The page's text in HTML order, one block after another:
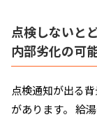
点検しないと
内部劣化の可
点検通知が出る
があります。 給